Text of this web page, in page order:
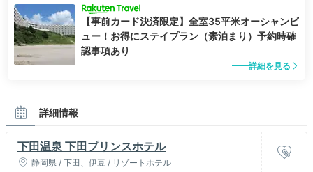
【事前カード決済限定】全室35平米オーシャンビ
ュー！お得にステイプラン（素泊まり）予約時確
認事項あり
詳細を見る
詳細情報
下田温泉 下田プリンスホテル
静岡県 / 下田、伊豆 / リゾートホテル